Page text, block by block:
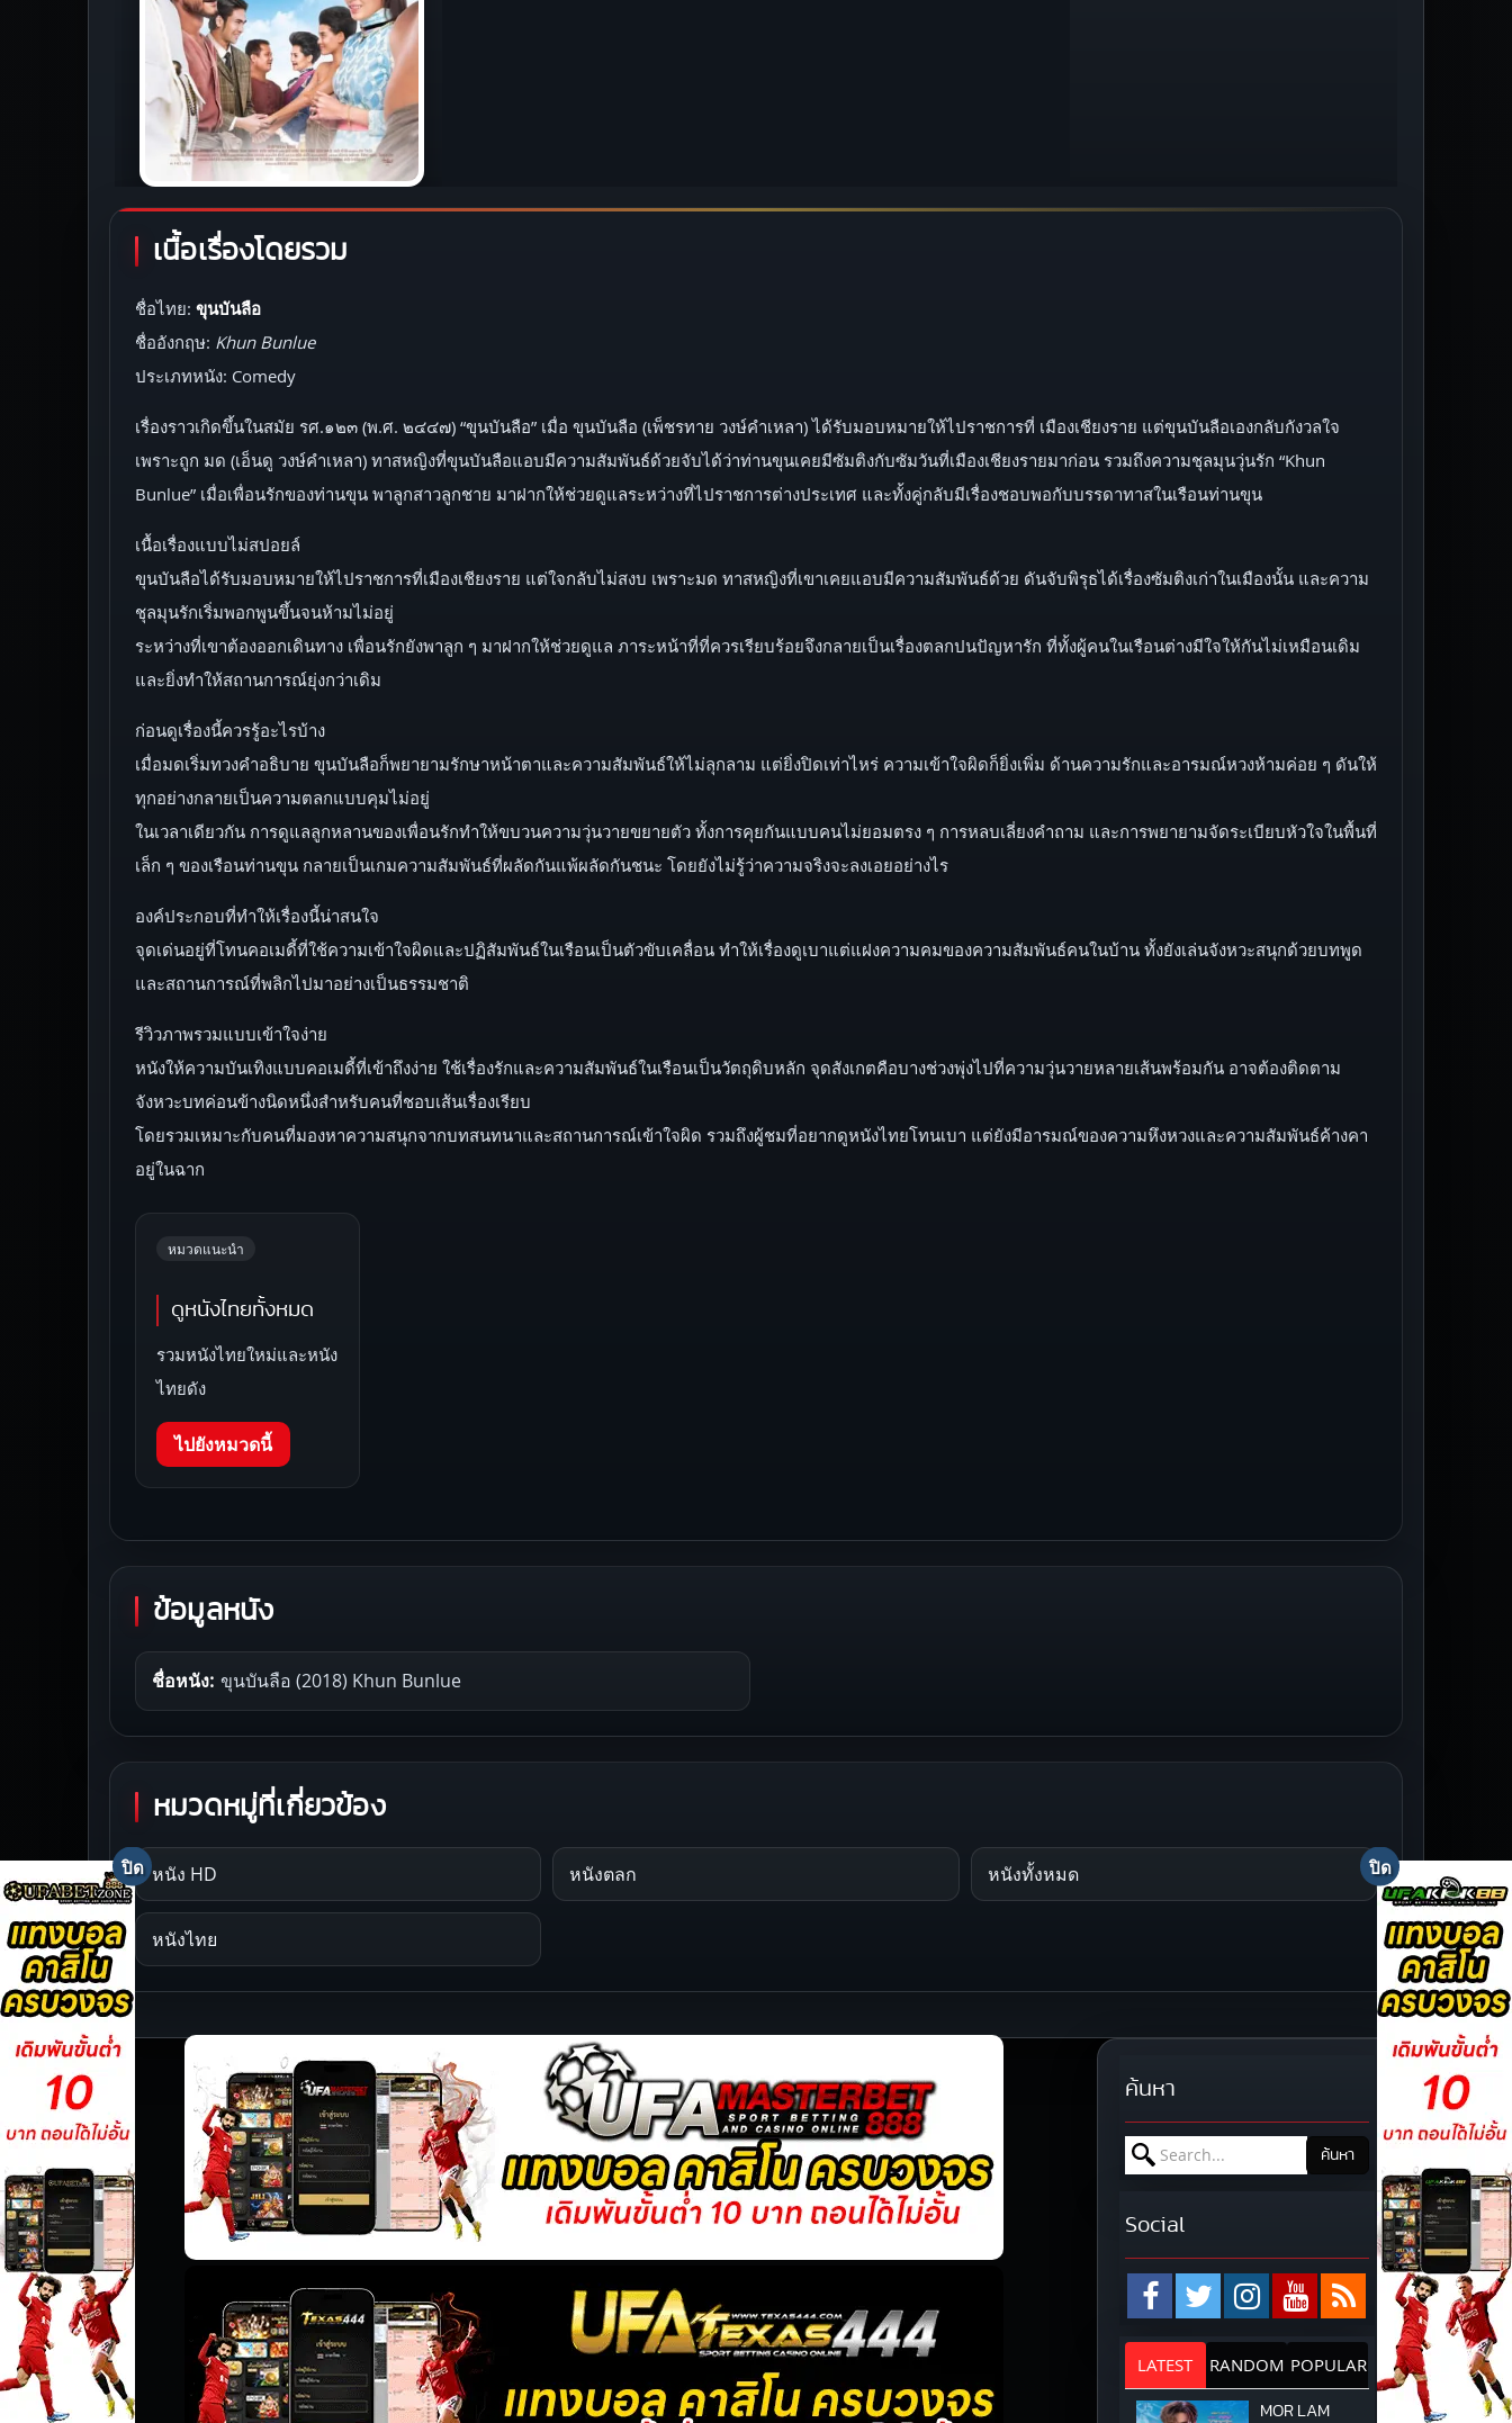
เนื้อเรื่องโดยรวม
ชื่อไทย: ขุนบันลือ
ชื่ออังกฤษ: Khun Bunlue
ประเภทหนัง: Comedy
เรื่องราวเกิดขึ้นในสมัย รศ.๑๒๓ (พ.ศ. ๒๔๔๗) “ขุนบันลือ” เมื่อ ขุนบันลือ (เพ็ชรทาย วงษ์คำเหลา) ได้รับมอบหมายให้ไปราชการที่ เมืองเชียงราย แต่ขุนบันลือเองกลับกังวลใจ
เพราะถูก มด (เอ็นดู วงษ์คำเหลา) ทาสหญิงที่ขุนบันลือแอบมีความสัมพันธ์ด้วยจับได้ว่าท่านขุนเคยมีซัมติงกับซัมวันที่เมืองเชียงรายมาก่อน รวมถึงความชุลมุนวุ่นรัก “Khun
Bunlue” เมื่อเพื่อนรักของท่านขุน พาลูกสาวลูกชาย มาฝากให้ช่วยดูแลระหว่างที่ไปราชการต่างประเทศ และทั้งคู่กลับมีเรื่องชอบพอกับบรรดาทาสในเรือนท่านขุน
เนื้อเรื่องแบบไม่สปอยล์
ขุนบันลือได้รับมอบหมายให้ไปราชการที่เมืองเชียงราย แต่ใจกลับไม่สงบ เพราะมด ทาสหญิงที่เขาเคยแอบมีความสัมพันธ์ด้วย ดันจับพิรุธได้เรื่องซัมติงเก่าในเมืองนั้น และความ
ชุลมุนรักเริ่มพอกพูนขึ้นจนห้ามไม่อยู่
ระหว่างที่เขาต้องออกเดินทาง เพื่อนรักยังพาลูก ๆ มาฝากให้ช่วยดูแล ภาระหน้าที่ที่ควรเรียบร้อยจึงกลายเป็นเรื่องตลกปนปัญหารัก ที่ทั้งผู้คนในเรือนต่างมีใจให้กันไม่เหมือนเดิม
และยิ่งทำให้สถานการณ์ยุ่งกว่าเดิม
ก่อนดูเรื่องนี้ควรรู้อะไรบ้าง
เมื่อมดเริ่มทวงคำอธิบาย ขุนบันลือก็พยายามรักษาหน้าตาและความสัมพันธ์ให้ไม่ลุกลาม แต่ยิ่งปิดเท่าไหร่ ความเข้าใจผิดก็ยิ่งเพิ่ม ด้านความรักและอารมณ์หวงห้ามค่อย ๆ ดันให้
ทุกอย่างกลายเป็นความตลกแบบคุมไม่อยู่
ในเวลาเดียวกัน การดูแลลูกหลานของเพื่อนรักทำให้ขบวนความวุ่นวายขยายตัว ทั้งการคุยกันแบบคนไม่ยอมตรง ๆ การหลบเลี่ยงคำถาม และการพยายามจัดระเบียบหัวใจในพื้นที่
เล็ก ๆ ของเรือนท่านขุน กลายเป็นเกมความสัมพันธ์ที่ผลัดกันแพ้ผลัดกันชนะ โดยยังไม่รู้ว่าความจริงจะลงเอยอย่างไร
องค์ประกอบที่ทำให้เรื่องนี้น่าสนใจ
จุดเด่นอยู่ที่โทนคอเมดี้ที่ใช้ความเข้าใจผิดและปฏิสัมพันธ์ในเรือนเป็นตัวขับเคลื่อน ทำให้เรื่องดูเบาแต่แฝงความคมของความสัมพันธ์คนในบ้าน ทั้งยังเล่นจังหวะสนุกด้วยบทพูด
และสถานการณ์ที่พลิกไปมาอย่างเป็นธรรมชาติ
รีวิวภาพรวมแบบเข้าใจง่าย
หนังให้ความบันเทิงแบบคอเมดี้ที่เข้าถึงง่าย ใช้เรื่องรักและความสัมพันธ์ในเรือนเป็นวัตถุดิบหลัก จุดสังเกตคือบางช่วงพุ่งไปที่ความวุ่นวายหลายเส้นพร้อมกัน อาจต้องติดตาม
จังหวะบทค่อนข้างนิดหนึ่งสำหรับคนที่ชอบเส้นเรื่องเรียบ
โดยรวมเหมาะกับคนที่มองหาความสนุกจากบทสนทนาและสถานการณ์เข้าใจผิด รวมถึงผู้ชมที่อยากดูหนังไทยโทนเบา แต่ยังมีอารมณ์ของความหึงหวงและความสัมพันธ์ค้างคา
อยู่ในฉาก
หมวดแนะนำ
ดูหนังไทยทั้งหมด
รวมหนังไทยใหม่และหนัง
ไทยดัง
ไปยังหมวดนี้
ข้อมูลหนัง
ชื่อหนัง: ขุนบันลือ (2018) Khun Bunlue
หมวดหมู่ที่เกี่ยวข้อง
หนัง HD หนังตลก หนังทั้งหมด
หนังไทย
ค้นหา
Search for: ค้นหา
Social
LATEST RANDOM POPULAR
MOR LAM